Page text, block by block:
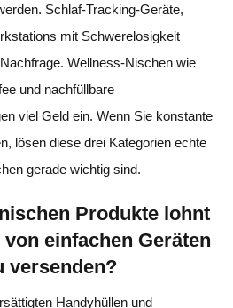
Schlaf-Tracking-Geräte,
mit Schwerelosigkeit
Wellness-Nischen wie
und nachfüllbare
viel Geld ein. Wenn Sie konstante
lösen diese drei Kategorien echte
gerade wichtig sind.
Produkte lohnt
einfachen Geräten
versenden?
Handyhüllen und